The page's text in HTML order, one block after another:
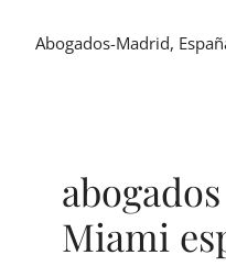
Abogados-Madrid,
Miami